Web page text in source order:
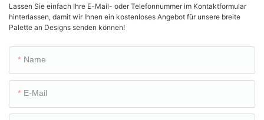
Lassen Sie einfach Ihre E-Mail- oder Telefonnummer im Kontaktformular
hinterlassen, damit wir Ihnen ein kostenloses Angebot für unsere breite
Palette an Designs senden können!
Name
E-Mail